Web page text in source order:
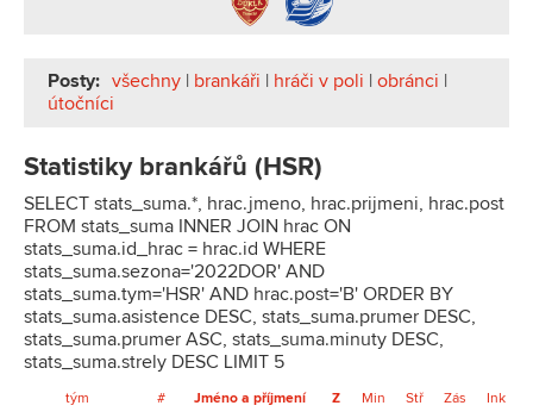
Posty: všechny | brankáři | hráči v poli | obránci |
útočníci
Statistiky brankářů (HSR)
SELECT stats_suma.*, hrac.jmeno, hrac.prijmeni, hrac.post
FROM stats_suma INNER JOIN hrac ON
stats_suma.id_hrac = hrac.id WHERE
stats_suma.sezona='2022DOR' AND
stats_suma.tym='HSR' AND hrac.post='B' ORDER BY
stats_suma.asistence DESC, stats_suma.prumer DESC,
stats_suma.prumer ASC, stats_suma.minuty DESC,
stats_suma.strely DESC LIMIT 5
tým # Jméno a příjmení Z Min Stř Zás Ink